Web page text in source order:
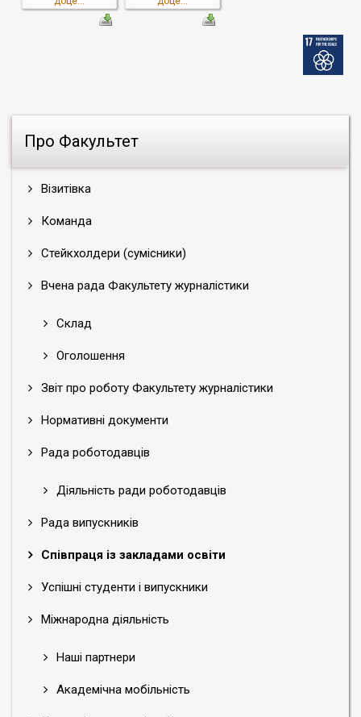
Про Факультет
Візитівка
Команда
Стейкхолдери (сумісники)
Вчена рада Факультету журналістики
Склад
Оголошення
Звіт про роботу Факультету журналістики
Нормативні документи
Рада роботодавців
Діяльність ради роботодавців
Рада випускників
Співпраця із закладами освіти
Успішні студенти і випускники
Міжнародна діяльність
Наші партнери
Академічна мобільність